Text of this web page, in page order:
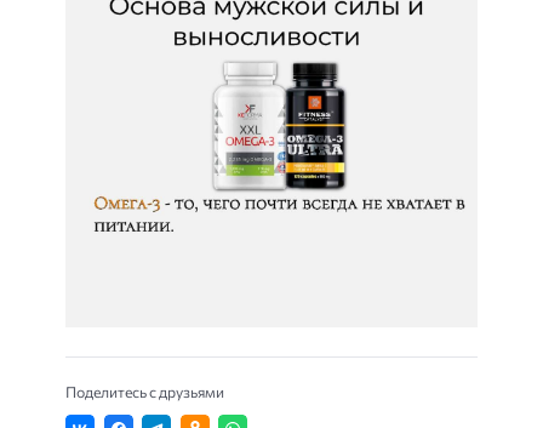
Поделитесь с друзьями